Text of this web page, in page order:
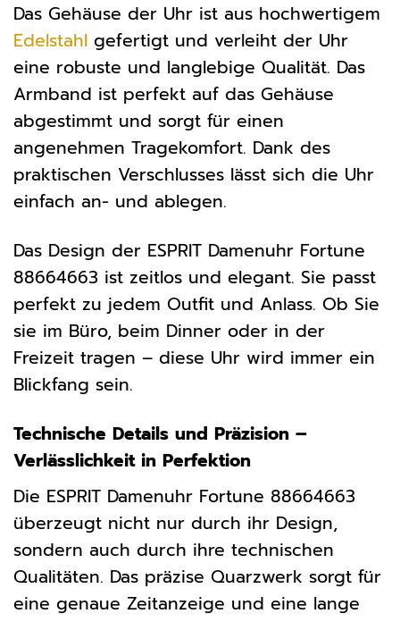
Das Gehäuse der Uhr ist aus hochwertigem
Edelstahl gefertigt und verleiht der Uhr
eine robuste und langlebige Qualität. Das
Armband ist perfekt auf das Gehäuse
abgestimmt und sorgt für einen
angenehmen Tragekomfort. Dank des
praktischen Verschlusses lässt sich die Uhr
einfach an- und ablegen.
Das Design der ESPRIT Damenuhr Fortune
88664663 ist zeitlos und elegant. Sie passt
perfekt zu jedem Outfit und Anlass. Ob Sie
sie im Büro, beim Dinner oder in der
Freizeit tragen – diese Uhr wird immer ein
Blickfang sein.
Technische Details und Präzision –
Verlässlichkeit in Perfektion
Die ESPRIT Damenuhr Fortune 88664663
überzeugt nicht nur durch ihr Design,
sondern auch durch ihre technischen
Qualitäten. Das präzise Quarzwerk sorgt für
eine genaue Zeitanzeige und eine lange